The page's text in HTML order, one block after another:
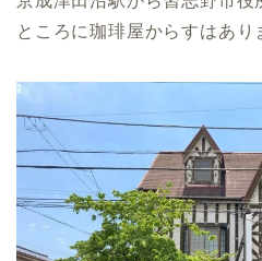
ところに珈琲屋からすはあり